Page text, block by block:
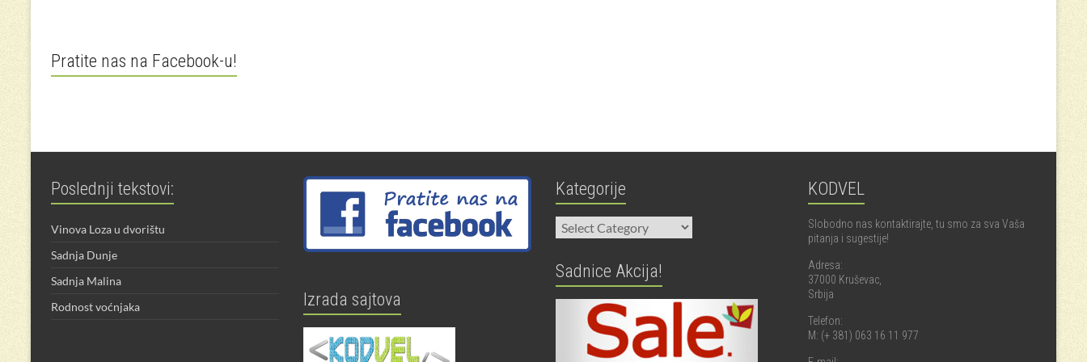
Pratite nas na Facebook-u!
Poslednji tekstovi:
Vinova Loza u dvorištu
Sadnja Dunje
Sadnja Malina
Rodnost voćnjaka
Izrada sajtova
Kategorije
Kategorije
Sadnice Akcija!
KODVEL
Slobodno nas kontaktirajte, tu smo za sva Vaša
pitanja i sugestije!
Adresa:
37000 Kruševac,
Srbija
Telefon:
M: (+ 381) 063 16 11 977